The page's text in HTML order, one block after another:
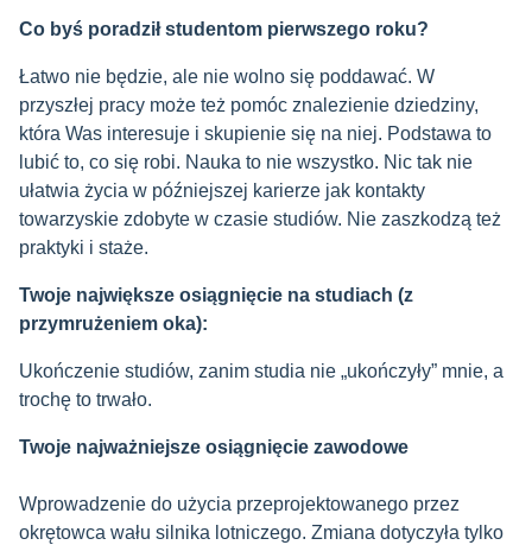
Co byś poradził studentom pierwszego roku?
Łatwo nie będzie, ale nie wolno się poddawać. W
przyszłej pracy może też pomóc znalezienie dziedziny,
która Was interesuje i skupienie się na niej. Podstawa to
lubić to, co się robi. Nauka to nie wszystko. Nic tak nie
ułatwia życia w późniejszej karierze jak kontakty
towarzyskie zdobyte w czasie studiów. Nie zaszkodzą też
praktyki i staże.
Twoje największe osiągnięcie na studiach (z
przymrużeniem oka):
Ukończenie studiów, zanim studia nie „ukończyły” mnie, a
trochę to trwało.
Twoje najważniejsze osiągnięcie zawodowe
Wprowadzenie do użycia przeprojektowanego przez
okrętowca wału silnika lotniczego. Zmiana dotyczyła tylko